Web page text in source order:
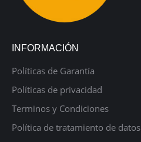
INFORMACIÓN
Políticas de Garantía
Políticas de privacidad
Terminos y Condiciones
Política de tratamiento de datos